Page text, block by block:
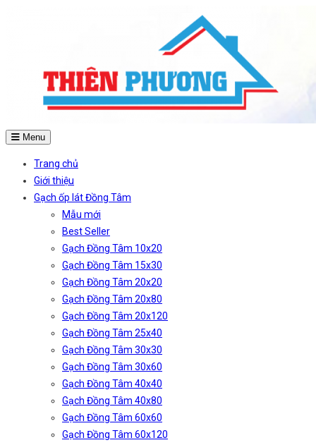
Menu
Trang chủ
Giới thiệu
Gạch ốp lát Đồng Tâm
Mẫu mới
Best Seller
Gạch Đồng Tâm 10x20
Gạch Đồng Tâm 15x30
Gạch Đồng Tâm 20x20
Gạch Đồng Tâm 20x80
Gạch Đồng Tâm 20x120
Gạch Đồng Tâm 25x40
Gạch Đồng Tâm 30x30
Gạch Đồng Tâm 30x60
Gạch Đồng Tâm 40x40
Gạch Đồng Tâm 40x80
Gạch Đồng Tâm 60x60
Gạch Đồng Tâm 60x120